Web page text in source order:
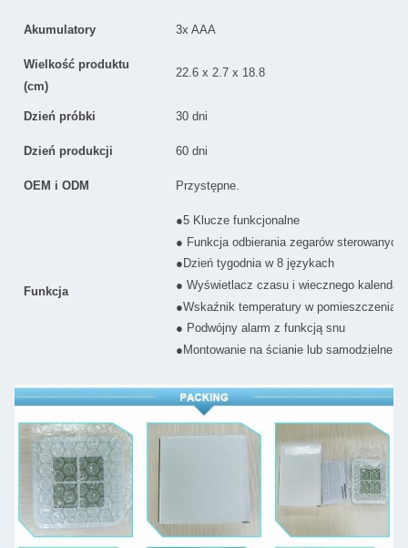
Akumulatory 3x AAA
Wielkość produktu
(cm)
22.6 x 2.7 x 18.8
Dzień próbki 30 dni
Dzień produkcji 60 dni
OEM i ODM Przystępne.
Funkcja
●5 Klucze funkcjonalne
● Funkcja odbierania zegarów sterowanych
●Dzień tygodnia w 8 językach
● Wyświetlacz czasu i wiecznego
●Wskaźnik temperatury w pomieszczeniach
● Podwójny alarm z funkcją snu
●Montowanie na ścianie lub samodzielne